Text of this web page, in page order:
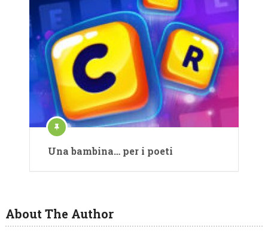
Una bambina… per i poeti
About The Author